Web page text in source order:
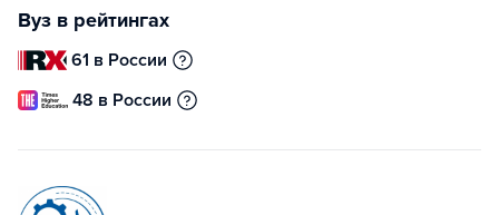
Вуз в рейтингах
61 в России
48 в России